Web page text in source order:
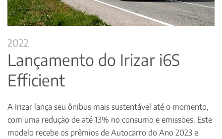
2022
Lançamento do Irizar i6S
Efficient
A Irizar lança seu ônibus mais sustentável até o momento,
com uma redução de até 13% no consumo e emissões. Este
modelo recebe os prêmios de Autocarro do Ano 2023 e